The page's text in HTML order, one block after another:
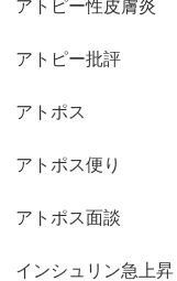
アトピー性皮膚炎
アトピー批評
アトポス
アトポス便り
アトポス面談
インシュリン急上昇